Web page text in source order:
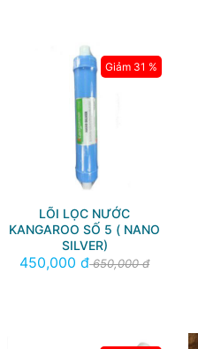
LÕI LỌC NƯỚC
KANGAROO SỐ 5 ( NANO
SILVER)
450,000 đ650,000 đ
Giảm 31 %